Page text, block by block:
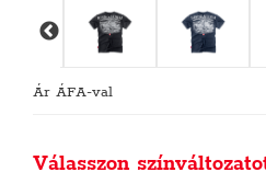
Ár ÁFA-val
Válasszon